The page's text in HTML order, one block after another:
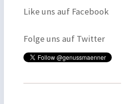
Like uns auf Facebook
Folge uns auf Twitter